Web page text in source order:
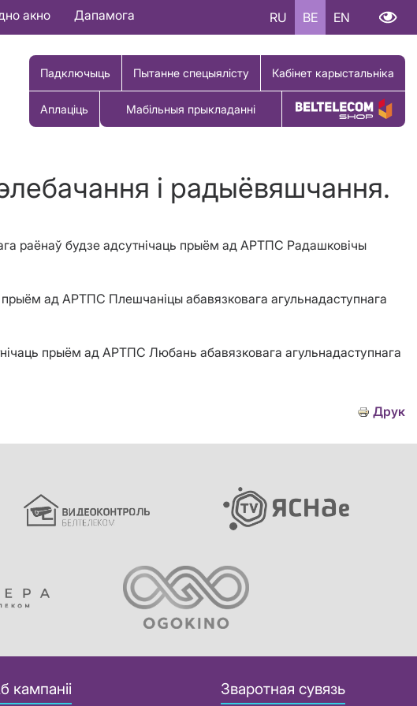
акно Дапамога RU BE EN
Падключыць Пытанне спецыялісту Кабінет карыстальніка
Аплаціць Мабільныя прыкладанні Купіць тавар
і радыёвяшчання.
раёнаў будзе адсутнічаць прыём ад АРТПС Радашковічы
ад АРТПС Плешчаніцы абавязковага агульнадаступнага
прыём ад АРТПС Любань абавязковага агульнадаступнага
Друк
кампаніі Зваротная сувязь